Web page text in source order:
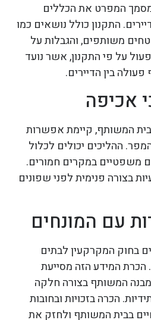
המפרט את הכללים
התקנון כולל נושאים כמו
משותפים, והגבלות על
על פי התקנון, אשר נועד
בין הדיירים.
אכיפה
המשותף, קיימת אפשרות
ההליכים יכולים לכלול
משפטיים במקרים חמורים.
בצורה פנימית לפני שפונים
עם המונחים
בחוק המקרקעין לבתים
הכרת המידע הזה מסייעת
המשותף בצורה חלקה
הכרה בזכויות ובחובות
בבית המשותף ולחזק את